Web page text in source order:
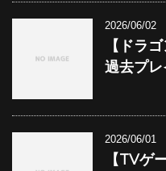
2026/06/02
【ドラ
過去プ
2026/06/01
【TVゲ